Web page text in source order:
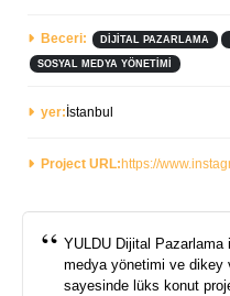
Beceri: DIJITAL PAZARLAMA
SOSYAL MEDYA YÖNETIMI
yer: İstanbul
Project URL: https://
YULDU Dijital
medya yönetimi ve dikey
sayesinde lüks konut